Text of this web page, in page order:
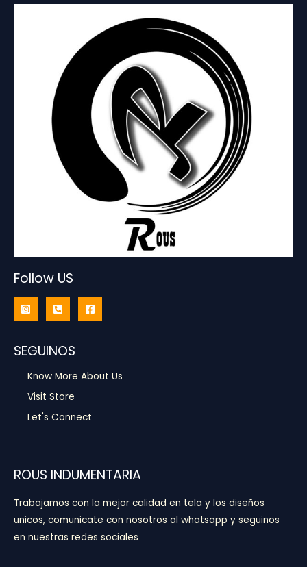
Follow US
SEGUINOS
Know More About Us
Visit Store
Let's Connect
ROUS INDUMENTARIA
Trabajamos con la mejor calidad en tela y los diseños
unicos, comunicate con nosotros al whatsapp y seguinos
en nuestras redes sociales